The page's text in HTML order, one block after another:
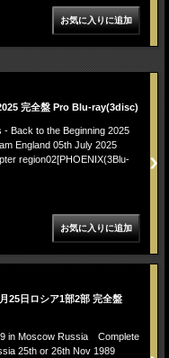
完全盤 Pro Blu-ray(3disc)
- Back to the Beginning 2025
England 05th July 2025
region02[PHOENIX(3Blu-
25日ロシア1部2部 完全盤
in Moscow Russia Complete
25th or 26th Nov 1989